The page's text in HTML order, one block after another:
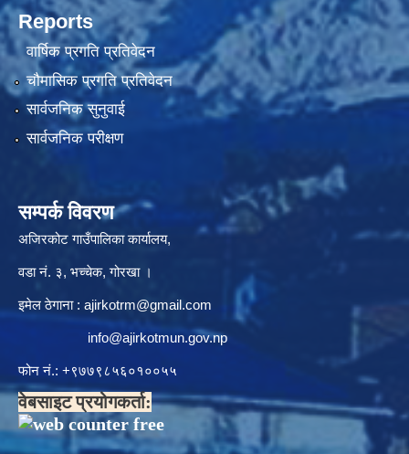
Reports
वार्षिक प्रगति प्रतिवेदन
चौमासिक प्रगति प्रतिवेदन
सार्वजनिक सुनुवाई
सार्वजनिक परीक्षण
सम्पर्क विवरण
अजिरकोट गाउँपालिका कार्यालय,
वडा नं. ३, भच्चेक, गोरखा ।
इमेल ठेगाना : ajirkotrm@gmail.com
info@ajirkotmun.gov.np
फोन नं.: ‍‌+९७७९८५६०१००५५
वेबसाइट प्रयोगकर्ता: